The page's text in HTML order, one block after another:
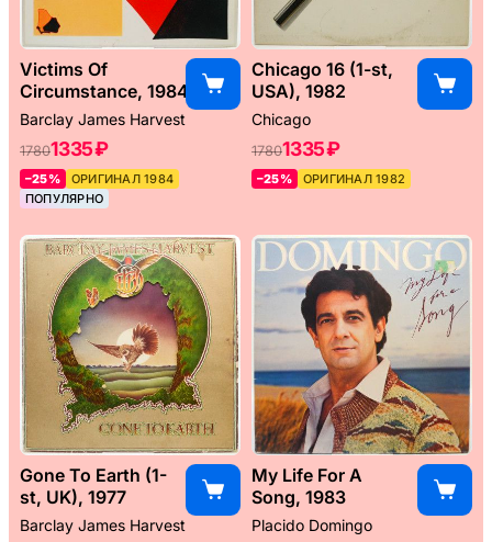
Victims Of
Circumstance, 1984
Barclay James Harvest
17801335 ₽
–25%
ОРИГИНАЛ 1984
ПОПУЛЯРНО
Chicago 16 (1-st,
USA), 1982
Chicago
17801335 ₽
–25% ОРИГИНАЛ 1982
Gone To Earth (1-
st, UK), 1977
Barclay James Harvest
My Life For A
Song, 1983
Placido Domingo